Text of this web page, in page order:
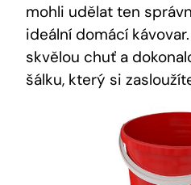
mohli udělat ⁣ten
ideální ⁢domácí
skvělou chuť a
šálku, ‌který si